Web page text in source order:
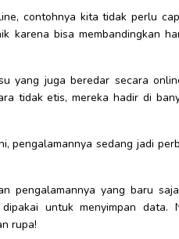
contohnya kita tidak perlu
bisa membandingkan
yang juga beredar secara
tidak etis, mereka hadir di
pengalamannya sedang jadi
pengalamannya yang baru
untuk menyimpan data.
rupa!